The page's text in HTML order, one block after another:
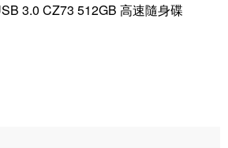
3.0 CZ73 512GB 高速隨身碟